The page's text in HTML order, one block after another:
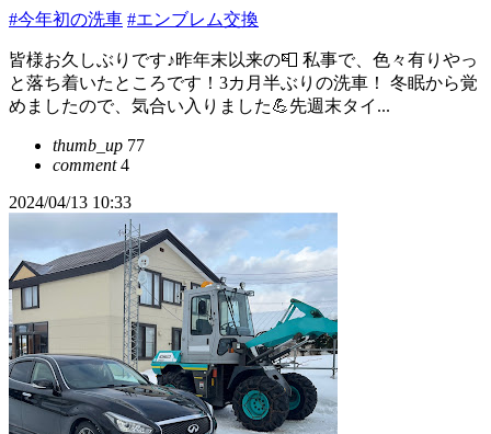
#今年初の洗車 #エンブレム交換
皆様お久しぶりです♪昨年末以来の📮 私事で、色々有りやっ
と落ち着いたところです！3カ月半ぶりの洗車！ 冬眠から覚
めましたので、気合い入りました💪先週末タイ...
thumb_up 77
comment4
2024/04/13 10:33